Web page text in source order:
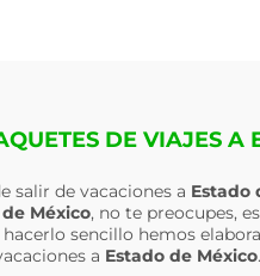
DE VIAJES A
salir de vacaciones a Estado
México, no te preocupes,
hacerlo sencillo hemos
a Estado de México.